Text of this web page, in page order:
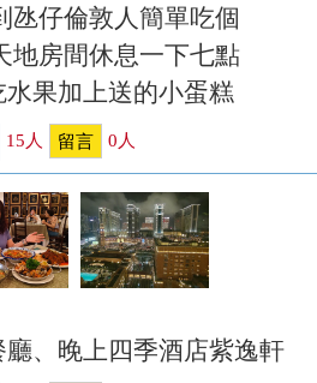
氹仔倫敦人簡單吃個
地房間休息一下七點
果加上送的小蛋糕
15 人 留言 0 人
、晚上四季酒店紫逸軒